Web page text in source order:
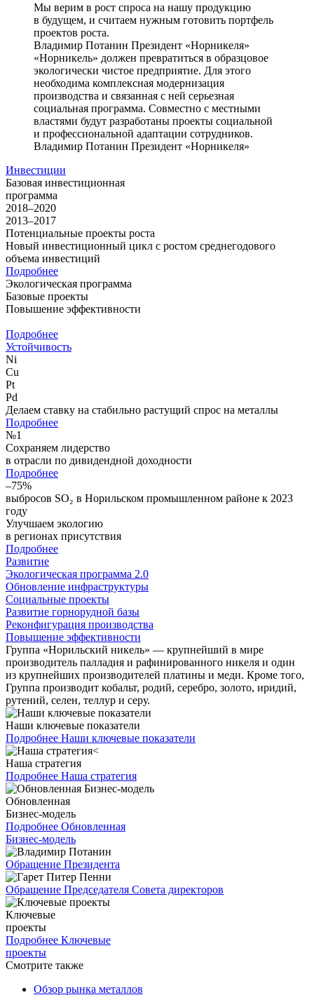
Мы верим в рост спроса на нашу продукцию
в будущем, и считаем нужным готовить портфель
проектов роста.
Владимир Потанин Президент «Норникеля»
«Норникель» должен превратиться в образцовое
экологически чистое предприятие. Для этого
необходима комплексная модернизация
производства и связанная с ней серьезная
социальная программа. Совместно с местными
властями будут разработаны проекты социальной
и профессиональной адаптации сотрудников.
Владимир Потанин Президент «Норникеля»
Инвестиции
Базовая инвестиционная
программа
2018–2020
2013–2017
Потенциальные проекты роста
Новый инвестиционный цикл с ростом среднегодового
объема инвестиций
Подробнее
Экологическая программа
Базовые проекты
Повышение эффективности
Подробнее
Устойчивость
Ni
Cu
Pt
Pd
Делаем ставку на стабильно растущий спрос на металлы
Подробнее
№1
Сохраняем лидерство
в отрасли по дивидендной доходности
Подробнее
–75%
выбросов SO₂ в Норильском промышленном районе к 2023
году
Улучшаем экологию
в регионах присутствия
Подробнее
Развитие
Экологическая программа 2.0
Обновление инфраструктуры
Социальные проекты
Развитие горнорудной базы
Реконфигурация производства
Повышение эффективности
Группа «Норильский никель» — крупнейший в мире
производитель палладия и рафинированного никеля и один
из крупнейших производителей платины и меди. Кроме того,
Группа производит кобальт, родий, серебро, золото, иридий,
рутений, селен, теллур и серу.
Наши ключевые показатели
Подробнее Наши ключевые показатели
Наша стратегия
Подробнее Наша стратегия
Обновленная
Бизнес-модель
Подробнее Обновленная
Бизнес-модель
Обращение Президента
Обращение Председателя Совета директоров
Ключевые
проекты
Подробнее Ключевые
проекты
Смотрите также
Обзор рынка металлов